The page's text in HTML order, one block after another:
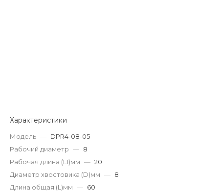
Характеристики
Модель — DPR4-08-05
Рабочий диаметр — 8
Рабочая длина (L1)мм — 20
Диаметр хвостовика (D)мм — 8
Длина общая (L)мм — 60